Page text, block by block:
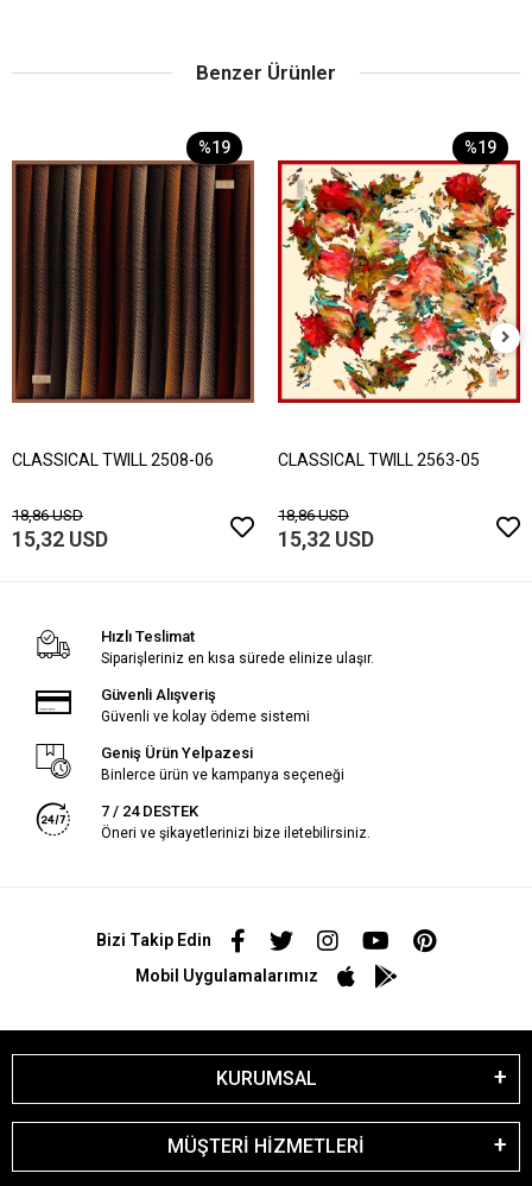
Benzer Ürünler
%19
CLASSICAL TWILL 2508-06
18,86 USD
15,32 USD
%19
CLASSICAL TWILL 2563-05
18,86 USD
15,32 USD
Hızlı Teslimat
Siparişleriniz en kısa sürede elinize ulaşır.
Güvenli Alışveriş
Güvenli ve kolay ödeme sistemi
Geniş Ürün Yelpazesi
Binlerce ürün ve kampanya seçeneği
7 / 24 DESTEK
Öneri ve şikayetlerinizi bize iletebilirsiniz.
Bizi Takip Edin
Mobil Uygulamalarımız
KURUMSAL
MÜŞTERİ HİZMETLERİ